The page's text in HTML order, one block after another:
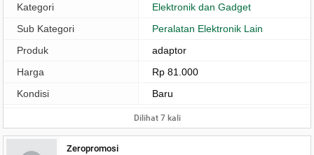
Kategori
Elektronik dan Gadget
Sub Kategori
Peralatan Elektronik Lain
Produk
adaptor
Harga
Rp 81.000
Kondisi
Baru
Dilihat 7 kali
Zeropromosi